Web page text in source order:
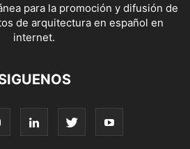
para la promoción y difusión de
de arquitectura en español en
internet.